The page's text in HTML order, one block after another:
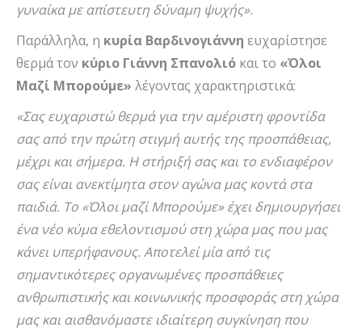
γυναίκα με απίστευτη δύναμη ψυχής».
Παράλληλα, η κυρία Βαρδινογιάννη ευχαρίστησε
θερμά τον κύριο Γιάννη Σπανολιό και το «Όλοι
Μαζί Μπορούμε» λέγοντας χαρακτηριστικά:
«Σας ευχαριστώ θερμά για την αμέριστη φροντίδα
σας από την πρώτη στιγμή αυτής της προσπάθειας,
μέχρι και σήμερα. Η στήριξή σας και το ενδιαφέρον
σας είναι ανεκτίμητα στον αγώνα μας κοντά στα
παιδιά. Το «Όλοι μαζί Μπορούμε» έχει δημιουργήσει
ένα νέο κύμα εθελοντισμού στη χώρα μας που μας
κάνει υπερήφανους. Αποτελεί μία από τις
σημαντικότερες οργανωμένες προσπάθειες
ανθρωπιστικής και κοινωνικής προσφοράς στη χώρα
μας και αισθανόμαστε ιδιαίτερη συγκίνηση που